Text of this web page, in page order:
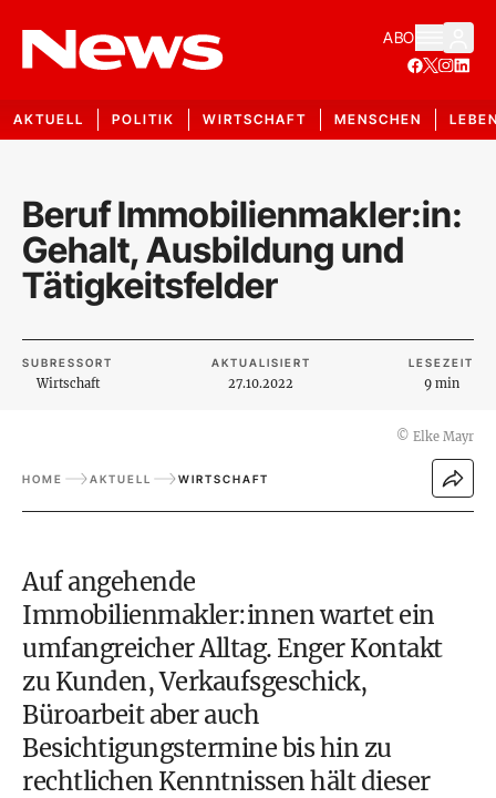
ABO
AKTUELL POLITIK WIRTSCHAFT MENSCHEN
Beruf Immobilienmakler:in:
Gehalt, Ausbildung und
Tätigkeitsfelder
SUBRESSORT
Wirtschaft
AKTUALISIERT
27.10.2022
LESEZEIT
9 min
© Elke Mayr
HOME AKTUELL WIRTSCHAFT
Auf angehende
Immobilienmakler:innen wartet ein
umfangreicher Alltag. Enger Kontakt
zu Kunden, Verkaufsgeschick,
Büroarbeit aber auch
Besichtigungstermine bis hin zu
rechtlichen Kenntnissen hält dieser